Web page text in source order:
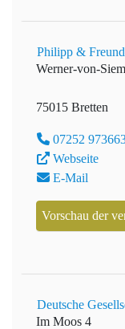
Philipp &
Werner-von-
75015 Bretten
07252
Webseite
E-Mail
Vorschau der
Deutsche
Im Moos 4